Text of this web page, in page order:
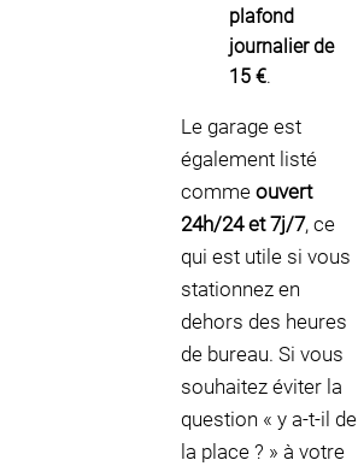
plafond
journalier de
15 €.
Le garage est
également listé
comme ouvert
24h/24 et 7j/7, ce
qui est utile si vous
stationnez en
dehors des heures
de bureau. Si vous
souhaitez éviter la
question « y a-t-il de
la place ? » à votre